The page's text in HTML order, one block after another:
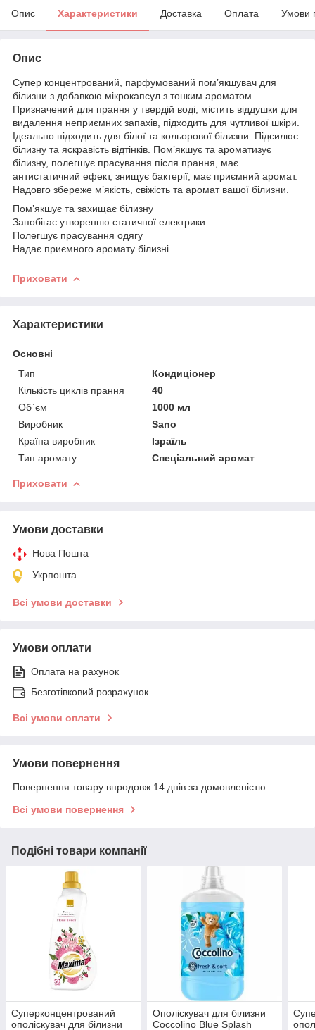
Опис Характеристики Доставка Оплата Умови
Опис
Супер концентрований, парфумований пом’якшувач для
білизни з добавкою мікрокапсул з тонким ароматом.
Призначений для прання у твердій воді, містить віддушки для
видалення неприємних запахів, підходить для чутливої шкіри.
Ідеально підходить для білої та кольорової білизни. Підсилює
білизну та яскравість відтінків. Пом’якшує та ароматизує
білизну, полегшує прасування після прання, має
антистатичний ефект, знищує бактерії, має приємний аромат.
Надовго збереже м’якість, свіжість та аромат вашої білизни.
Пом’якшує та захищає білизну
Запобігає утворенню статичної електрики
Полегшує прасування одягу
Надає приємного аромату білизні
Приховати
Характеристики
Основні
Тип
Кондиціонер
Кількість циклів прання
40
Об`єм
1000 мл
Виробник
Sano
Країна виробник
Ізраїль
Тип аромату
Спеціальний аромат
Приховати
Умови доставки
Нова Пошта
Укрпошта
Всі умови доставки
Умови оплати
Оплата на рахунок
Безготівковий розрахунок
Всі умови оплати
Умови повернення
Повернення товару впродовж 14 днів за домовленістю
Всі умови повернення
Подібні товари компанії
Суперконцентрований
ополіскувач для білизни
Ополіскувач для білизни
Coccolino Blue Splash